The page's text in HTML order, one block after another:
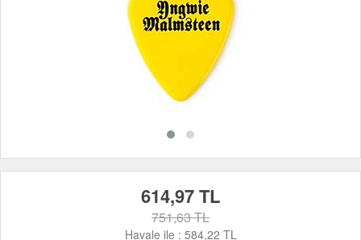
614,97 TL
751,63 TL
Havale ile : 584,22 TL